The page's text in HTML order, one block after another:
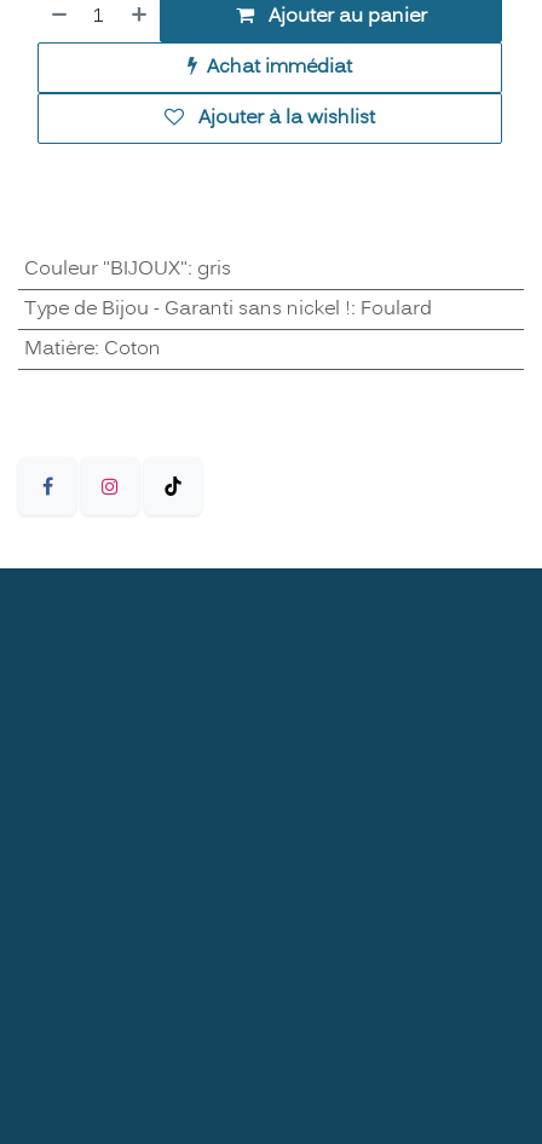
Ajouter au panier
Achat immédiat
Ajouter à la wishlist
Couleur "BIJOUX": gris
Type de Bijou - Garanti sans nickel !: Foulard
Matière: Coton